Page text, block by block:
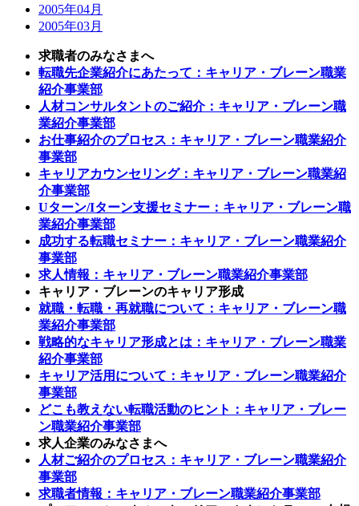
2005年04月
2005年03月
求職者のみなさまへ
転職先企業紹介にあたって：キャリア・ブレーン職業
紹介事業部
人材コンサルタントのご紹介：キャリア・ブレーン職
業紹介事業部
お仕事紹介のプロセス：キャリア・ブレーン職業紹介
事業部
キャリアカウンセリング：キャリア・ブレーン職業紹
介事業部
Uターン/Iターン支援セミナー：キャリア・ブレーン職
業紹介事業部
成功する転職セミナー：キャリア・ブレーン職業紹介
事業部
求人情報：キャリア・ブレーン職業紹介事業部
キャリア・ブレーンのキャリア形成
就職・転職・再就職について：キャリア・ブレーン職
業紹介事業部
戦略的なキャリア形成とは：キャリア・ブレーン職業
紹介事業部
キャリア活用について：キャリア・ブレーン職業紹介
事業部
どこも教えない転職活動のヒント：キャリア・ブレー
ン職業紹介事業部
求人企業のみなさまへ
人材ご紹介のプロセス：キャリア・ブレーン職業紹介
事業部
求職者情報：キャリア・ブレーン職業紹介事業部